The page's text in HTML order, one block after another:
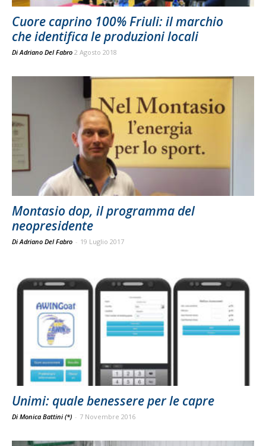
Cuore caprino 100% Friuli: il marchio
che identifica le produzioni locali
Di Adriano Del Fabro 2 Agosto 2018
Montasio dop, il programma del
neopresidente
Di Adriano Del Fabro - 19 Luglio 2017
Unimi: quale benessere per le capre
Di Monica Battini (*) - 7 Novembre 2016